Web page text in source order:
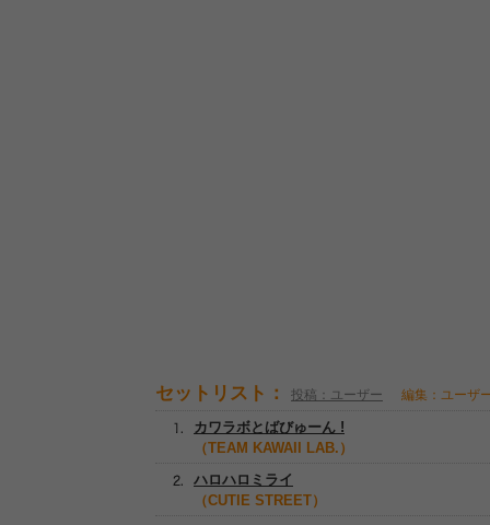
セットリスト： 投稿：ユーザー 編集：ユーザ
ハロハロミライ
（CUTIE STREET）
カワラボとばびゅーん !
（TEAM KAWAII LAB.）